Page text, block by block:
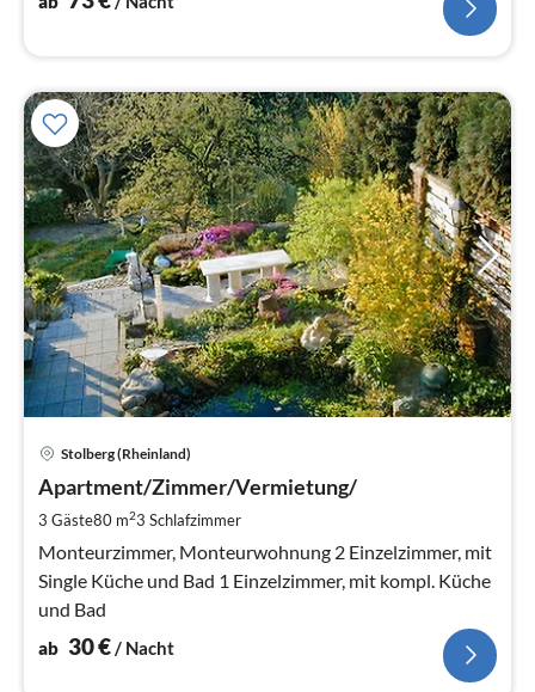
Stolberg (Rheinland)
Apartment/Zimmer/Vermietung/
3 Gäste80 m23 Schlafzimmer
Monteurzimmer, Monteurwohnung 2 Einzelzimmer, mit
Single Küche und Bad 1 Einzelzimmer, mit kompl. Küche
und Bad
ab 30€/ Nacht